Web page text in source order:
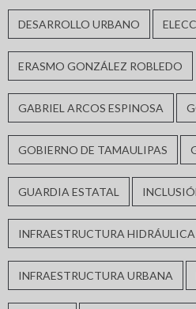
DESARROLLO URBANO
ERASMO GONZÁLEZ ROBLEDO
GABRIEL ARCOS ESPINOSA
GOBIERNO DE TAMAULIPAS
GUARDIA ESTATAL
INFRAESTRUCTURA HIDRÁULICA
INFRAESTRUCTURA URBANA